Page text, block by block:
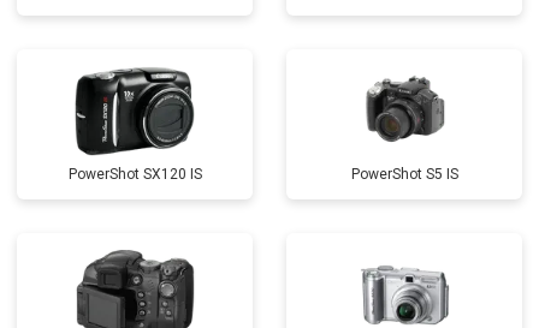
PowerShot SX120 IS PowerShot S5 IS